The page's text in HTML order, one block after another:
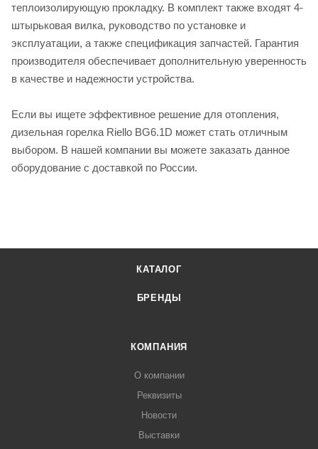
теплоизолирующую прокладку. В комплект также входят 4-
штырьковая вилка, руководство по установке и
эксплуатации, а также спецификация запчастей. Гарантия
производителя обеспечивает дополнительную уверенность
в качестве и надежности устройства.
Если вы ищете эффективное решение для отопления,
дизельная горелка Riello BG6.1D может стать отличным
выбором. В нашей компании вы можете заказать данное
оборудование с доставкой по России.
КАТАЛОГ
БРЕНДЫ
КОМПАНИЯ
О компании
Реквизиты
Новости
Выставки